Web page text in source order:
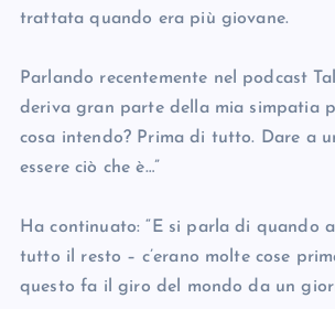
trattata quando era più giovane.
Parlando recentemente nel podcast
deriva gran parte della mia simpatia
cosa intendo? Prima di tutto. Dare a
essere ciò che è…”
Ha continuato: “E si parla di quando
tutto il resto – c’erano molte cose
questo fa il giro del mondo da un